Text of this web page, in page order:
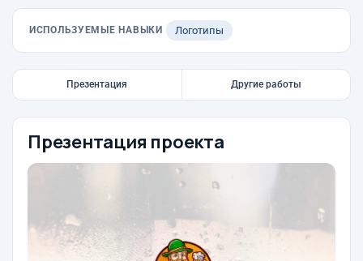
ИСПОЛЬЗУЕМЫЕ НАВЫКИ Логотипы
Презентация Другие работы
Презентация проекта